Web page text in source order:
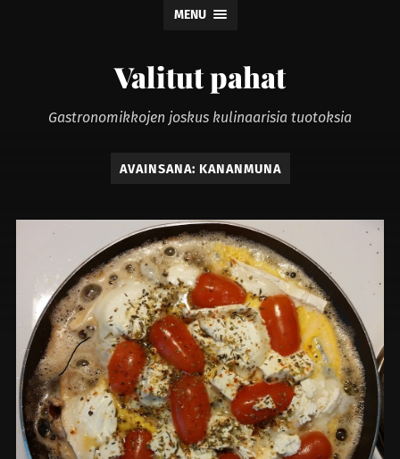
MENU
Valitut pahat
Gastronomikkojen joskus kulinaarisia tuotoksia
AVAINSANA: KANANMUNA